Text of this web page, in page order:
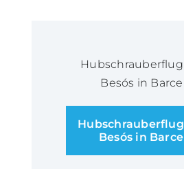
Hubschrauberflug
Besós in
Hubschrauberflug
Besós in